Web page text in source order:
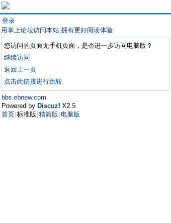
登录
用掌上论坛访问本站,拥有更好阅读体验
您访问的页面无手机页面，是否进一步访问电脑版？
继续访问
返回上一页
点击此链接进行跳转
bbs.ebnew.com
Powered by Discuz! X2.5
首页 标准版 精简版 电脑版